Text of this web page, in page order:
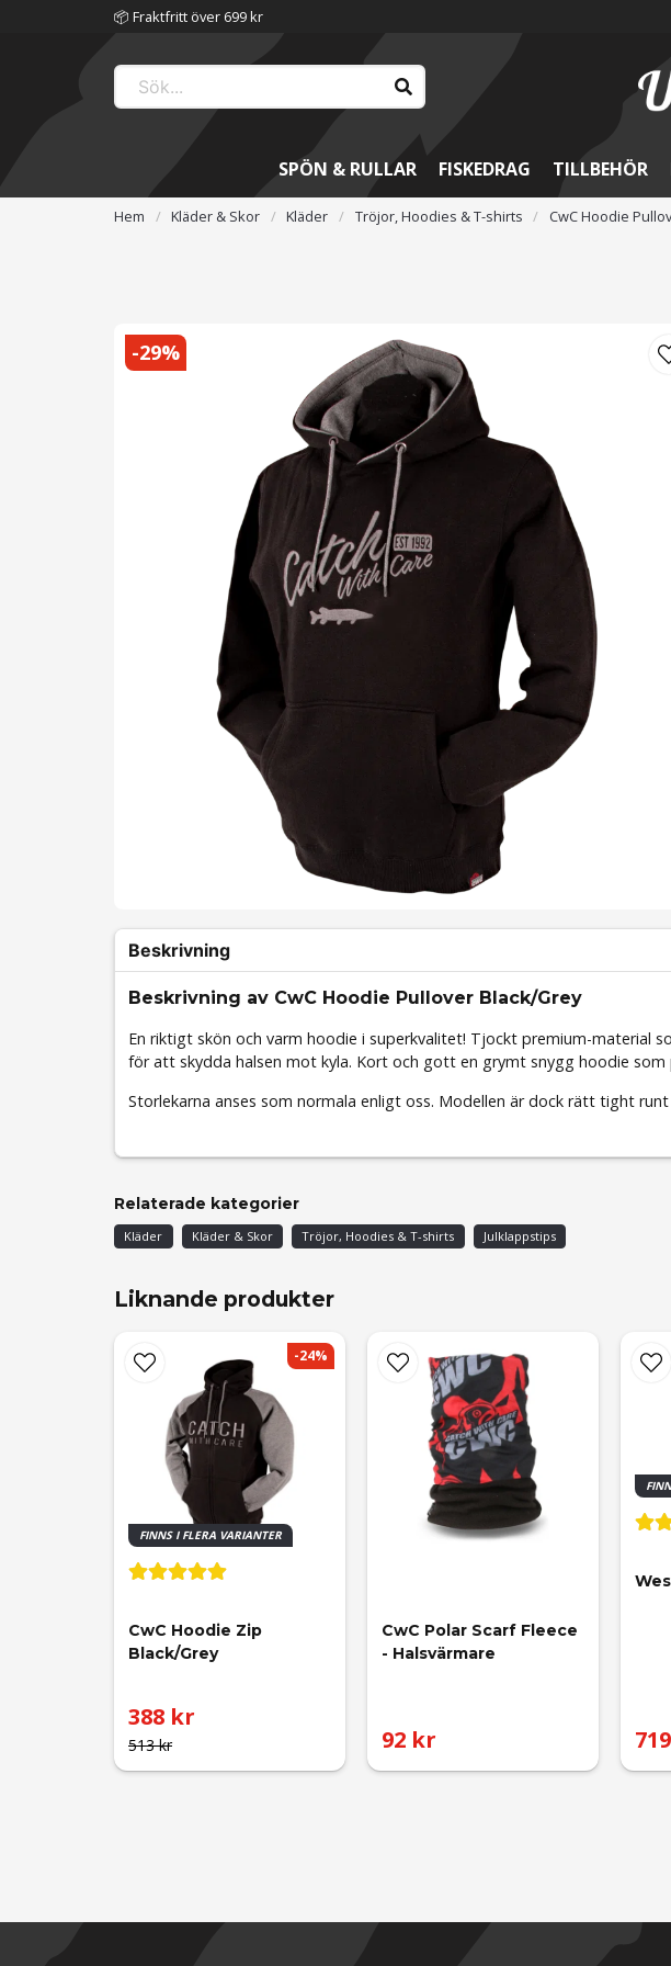
📦 Fraktfritt över 699 kr
SPÖN & RULLAR FISKEDRAG TILLBEHÖR
Hem Kläder & Skor Kläder Tröjor, Hoodies & T-shirts CwC Hoodie
-29%
Beskrivning
Beskrivning av CwC Hoodie Pullover Black/Grey
En riktigt skön och varm hoodie i superkvalitet! Tjockt premium-material
för att skydda halsen mot kyla. Kort och gott en grymt snygg hoodie som
Storlekarna anses som normala enligt oss. Modellen är dock rätt tight
Relaterade kategorier
Kläder Kläder & Skor Tröjor, Hoodies & T-shirts Julklappstips
Liknande produkter
FINNS I FLERA VARIANTER
CwC Hoodie Zip
Black/Grey
513 kr
388 kr
-24%
CwC Polar Scarf Fleece
- Halsvärmare
92 kr